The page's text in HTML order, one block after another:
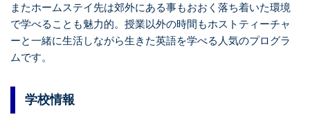
またホームステイ先は郊外にある事もおおく落ち着いた環境
で学べることも魅力的。授業以外の時間もホストティーチャ
ーと一緒に生活しながら生きた英語を学べる人気のプログラ
ムです。
学校情報